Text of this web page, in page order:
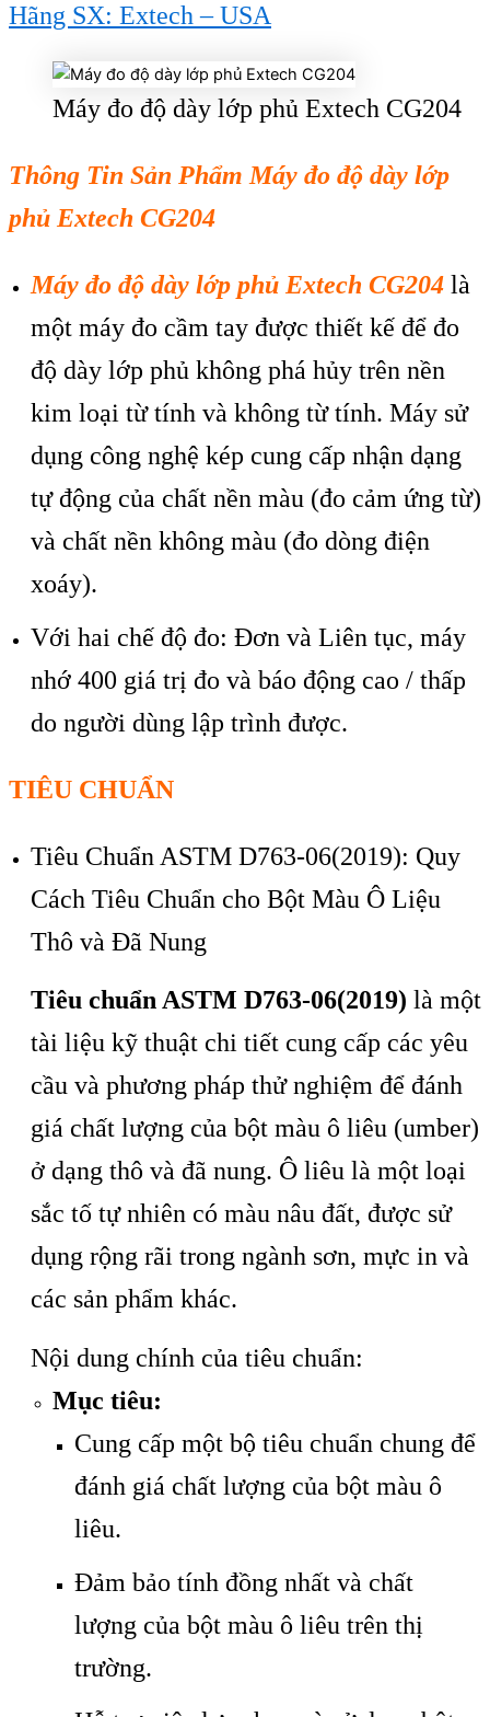
Hãng SX: Extech – USA
Máy đo độ dày lớp phủ Extech CG204
Thông Tin Sản Phẩm Máy đo độ dày lớp
phủ Extech CG204
Máy đo độ dày lớp phủ Extech CG204 là
một máy đo cầm tay được thiết kế để đo
độ dày lớp phủ không phá hủy trên nền
kim loại từ tính và không từ tính. Máy sử
dụng công nghệ kép cung cấp nhận dạng
tự động của chất nền màu (đo cảm ứng từ)
và chất nền không màu (đo dòng điện
xoáy).
Với hai chế độ đo: Đơn và Liên tục, máy
nhớ 400 giá trị đo và báo động cao / thấp
do người dùng lập trình được.
TIÊU CHUẨN
Tiêu Chuẩn ASTM D763-06(2019): Quy
Cách Tiêu Chuẩn cho Bột Màu Ô Liệu
Thô và Đã Nung
Tiêu chuẩn ASTM D763-06(2019) là một
tài liệu kỹ thuật chi tiết cung cấp các yêu
cầu và phương pháp thử nghiệm để đánh
giá chất lượng của bột màu ô liêu (umber)
ở dạng thô và đã nung. Ô liêu là một loại
sắc tố tự nhiên có màu nâu đất, được sử
dụng rộng rãi trong ngành sơn, mực in và
các sản phẩm khác.
Nội dung chính của tiêu chuẩn:
Mục tiêu:
Cung cấp một bộ tiêu chuẩn chung để
đánh giá chất lượng của bột màu ô
liêu.
Đảm bảo tính đồng nhất và chất
lượng của bột màu ô liêu trên thị
trường.